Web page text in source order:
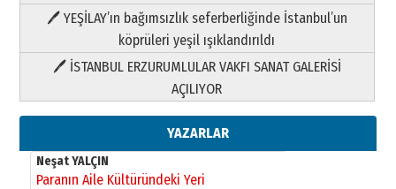
🖊 YEŞİLAY’ın bağımsızlık seferberliğinde İstanbul’un
köprüleri yeşil ışıklandırıldı
🖊 İSTANBUL ERZURUMLULAR VAKFI SANAT GALERİSİ
AÇILIYOR
YAZARLAR
HAVVA’NIN ÜÇ KIZI
09 Temmuz 2026 Perşembe
Yusuf POLAT
Şampiyonluk Sebahattin Şirin’e
11 Mayıs 2026 Pazartesi
Neşat YALÇIN
Paranın Aile Kültüründeki Yeri